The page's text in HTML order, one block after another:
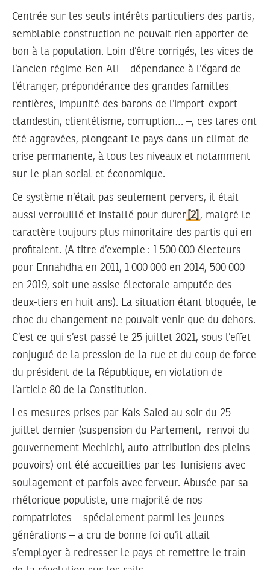
Centrée sur les seuls intérêts particuliers des partis,
semblable construction ne pouvait rien apporter de
bon à la population. Loin d’être corrigés, les vices de
l’ancien régime Ben Ali – dépendance à l’égard de
l’étranger, prépondérance des grandes familles
rentières, impunité des barons de l’import-export
clandestin, clientélisme, corruption… –, ces tares ont
été aggravées, plongeant le pays dans un climat de
crise permanente, à tous les niveaux et notamment
sur le plan social et économique.
Ce système n’était pas seulement pervers, il était
aussi verrouillé et installé pour durer [2] , malgré le
caractère toujours plus minoritaire des partis qui en
profitaient. (A titre d’exemple : 1 500 000 électeurs
pour Ennahdha en 2011, 1 000 000 en 2014, 500 000
en 2019, soit une assise électorale amputée des
deux-tiers en huit ans). La situation étant bloquée, le
choc du changement ne pouvait venir que du dehors.
C’est ce qui s’est passé le 25 juillet 2021, sous l’effet
conjugué de la pression de la rue et du coup de force
du président de la République, en violation de
l’article 80 de la Constitution.
Les mesures prises par Kais Saied au soir du 25
juillet dernier (suspension du Parlement, renvoi du
gouvernement Mechichi, auto-attribution des pleins
pouvoirs) ont été accueillies par les Tunisiens avec
soulagement et parfois avec ferveur. Abusée par sa
rhétorique populiste, une majorité de nos
compatriotes – spécialement parmi les jeunes
générations – a cru de bonne foi qu’il allait
s’employer à redresser le pays et remettre le train